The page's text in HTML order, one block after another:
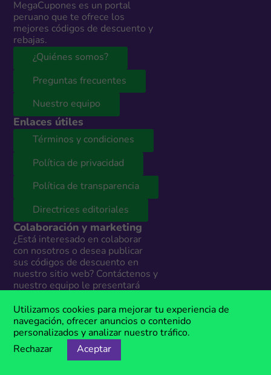
MegaCupones es un portal
peruano que te ofrece los
mejores códigos de descuento y
rebajas.
¿Quiénes somos?
Preguntas frecuentes
Nuestro equipo
Enlaces útiles
Términos y condiciones
Política de privacidad
Política de transparencia
Directrices editoriales
Colaboración y marketing
¿Está interesado en colaborar
con nosotros o desea publicar
sus códigos de descuento en
nuestro sitio web? Contáctenos y
nuestro equipo le presentará
necesidades. Estamos
disponibles todos los días en:
info@megacupones.pe
Marketing
Utilizamos cookies para mejorar tu experiencia de
navegación, ofrecer anuncios o contenido
personalizados y analizar nuestro tráfico.
Rechazar
Aceptar